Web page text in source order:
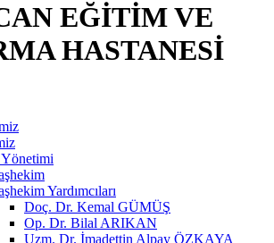
EĞİTİM VE
HASTANESİ
Yönetimi
Yardımcıları
Doç. Dr. Kemal GÜMÜŞ
Op. Dr. Bilal ARIKAN
Uzm. Dr. İmadettin Alpay ÖZKAYA